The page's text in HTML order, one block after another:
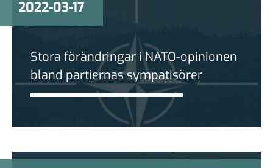
2022-03-17
Stora förändringar i NATO-opinionen
bland partiernas sympatisörer